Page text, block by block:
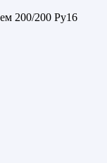
200/200 Ру16